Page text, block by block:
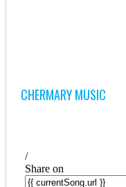
CHERMARY MUSIC